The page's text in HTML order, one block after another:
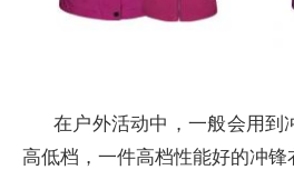
在户外活动中，一般会用到
高低档，一件高档性能好的冲